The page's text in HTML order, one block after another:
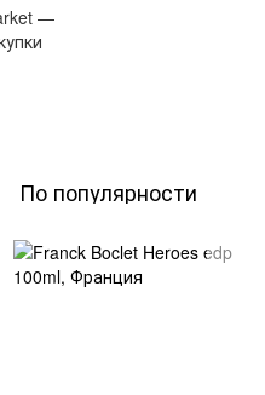
По популярности